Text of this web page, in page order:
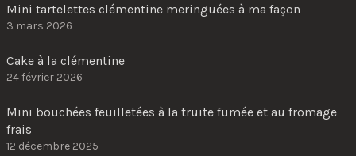
Mini tartelettes clémentine meringuées à ma façon
3 mars 2026
Cake à la clémentine
24 février 2026
Mini bouchées feuilletées à la truite fumée et au fromage
frais
12 décembre 2025